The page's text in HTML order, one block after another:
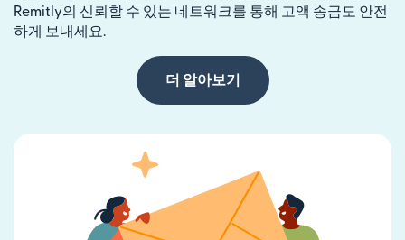
Remitly의 신뢰할 수 있는 네트워크를 통해 고액 송금도 안전
하게 보내세요.
더 알아보기